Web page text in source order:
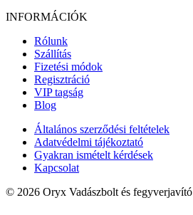
INFORMÁCIÓK
Rólunk
Szállítás
Fizetési módok
Regisztráció
VIP tagság
Blog
Általános szerződési feltételek
Adatvédelmi tájékoztató
Gyakran ismételt kérdések
Kapcsolat
© 2026 Oryx Vadászbolt és fegyverjavító